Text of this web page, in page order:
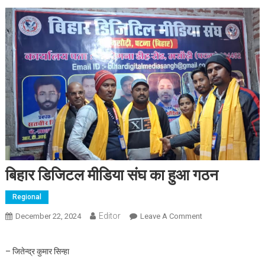
बिहार डिजिटल मीडिया संघ का हुआ गठन
Regional
December 22, 2024 Editor Leave A CommentOn बिहार डिजिटल
– जितेन्द्र कुमार सिन्हा